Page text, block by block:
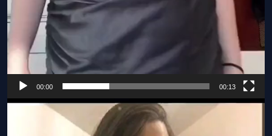
00:00 00:13
Видеоплеер